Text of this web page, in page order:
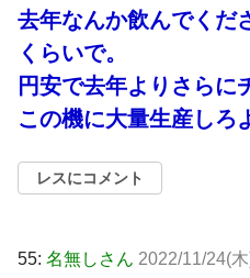
去年なんか飲んでくだ
くらいで。
円安で去年よりさらに
この機に大量生産しろ
レスにコメント
55: 名無しさん 2022/11/24(